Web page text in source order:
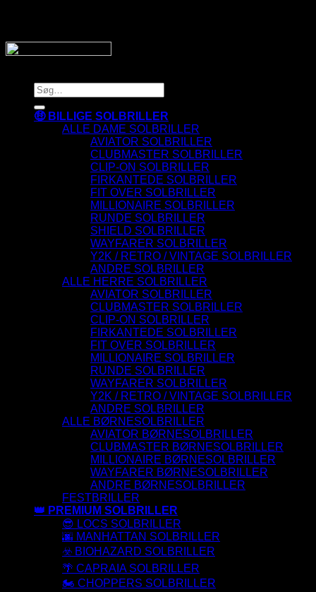
Søg
efter:
🤑 BILLIGE SOLBRILLER
ALLE DAME SOLBRILLER
AVIATOR SOLBRILLER
CLUBMASTER SOLBRILLER
CLIP-ON SOLBRILLER
FIRKANTEDE SOLBRILLER
FIT OVER SOLBRILLER
MILLIONAIRE SOLBRILLER
RUNDE SOLBRILLER
SHIELD SOLBRILLER
WAYFARER SOLBRILLER
Y2K / RETRO / VINTAGE SOLBRILLER
ANDRE SOLBRILLER
ALLE HERRE SOLBRILLER
AVIATOR SOLBRILLER
CLUBMASTER SOLBRILLER
CLIP-ON SOLBRILLER
FIRKANTEDE SOLBRILLER
FIT OVER SOLBRILLER
MILLIONAIRE SOLBRILLER
RUNDE SOLBRILLER
WAYFARER SOLBRILLER
Y2K / RETRO / VINTAGE SOLBRILLER
ANDRE SOLBRILLER
ALLE BØRNESOLBRILLER
AVIATOR BØRNESOLBRILLER
CLUBMASTER BØRNESOLBRILLER
MILLIONAIRE BØRNESOLBRILLER
WAYFARER BØRNESOLBRILLER
ANDRE BØRNESOLBRILLER
FESTBRILLER
👑 PREMIUM SOLBRILLER
😎 LOCS SOLBRILLER
🌆 MANHATTAN SOLBRILLER
☣️ BIOHAZARD SOLBRILLER
🌴 CAPRAIA SOLBRILLER
🏍️ CHOPPERS SOLBRILLER